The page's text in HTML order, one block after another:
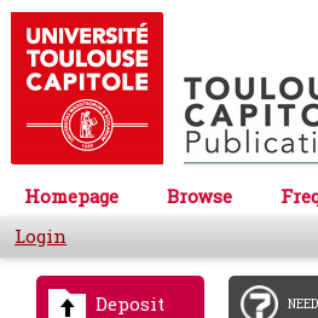
Homepage Browse
Login
Deposit